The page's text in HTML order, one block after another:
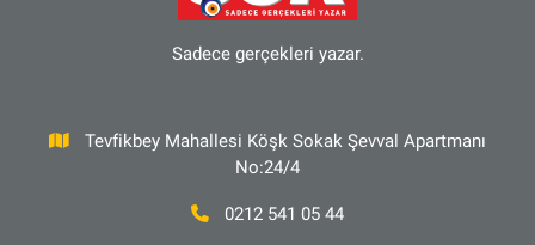
Sadece gerçekleri yazar.
Tevfikbey Mahallesi Köşk Sokak Şevval Apartmanı
No:24/4
0212 541 05 44